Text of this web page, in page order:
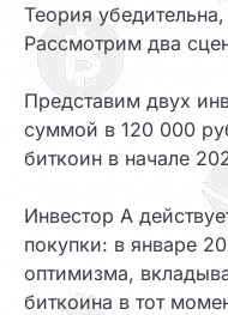
Теория
Рассмотрим два
Представим двух
суммой в 120 000
биткоин в начале
Инвестор А
покупки: в январе
оптимизма,
биткоина в тот